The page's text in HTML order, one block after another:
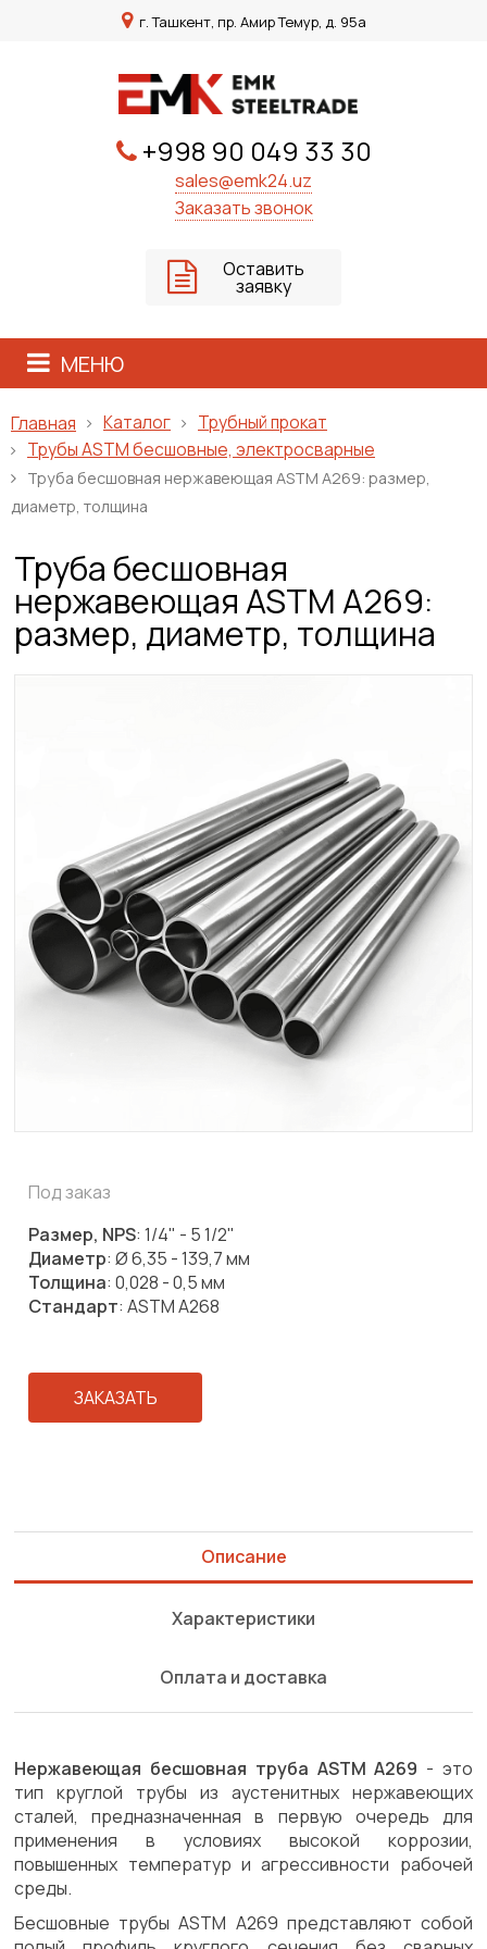
г. Ташкент, пр. Амир Темур, д. 95а
+998 90 049 33 30
sales@emk24.uz
Заказать звонок
Оставить
заявку
МЕНЮ
Главная Каталог
Трубный прокат
Трубы ASTM бесшовные, электросварные
Труба бесшовная нержавеющая ASTM A269: размер,
диаметр, толщина
Труба бесшовная
нержавеющая ASTM A269:
размер, диаметр, толщина
Под заказ
Размер, NPS: 1/4" - 5 1/2"
Диаметр: Ø 6,35 - 139,7 мм
Толщина: 0,028 - 0,5 мм
Стандарт: ASTM A268
ЗАКАЗАТЬ
Описание
Характеристики
Оплата и доставка
Нержавеющая бесшовная труба ASTM A269 - это
тип круглой трубы из аустенитных нержавеющих
сталей, предназначенная в первую очередь для
применения в условиях высокой коррозии,
повышенных температур и агрессивности рабочей
среды.
Бесшовные трубы ASTM A269 представляют собой